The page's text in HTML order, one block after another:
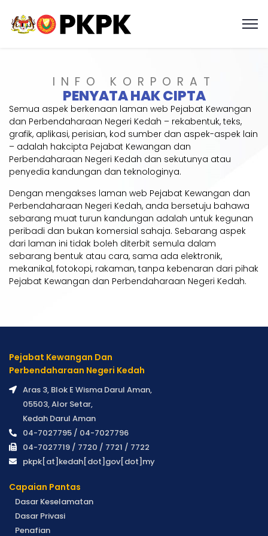
INFO KORPORAT
PENYATA HAK CIPTA
Semua aspek berkenaan laman web Pejabat Kewangan
dan Perbendaharaan Negeri Kedah – rekabentuk, teks,
grafik, aplikasi, perisian, kod sumber dan aspek-aspek lain
– adalah hakcipta Pejabat Kewangan dan
Perbendaharaan Negeri Kedah dan sekutunya atau
penyedia kandungan dan teknologinya.
Dengan mengakses laman web Pejabat Kewangan dan
Perbendaharaan Negeri Kedah, anda bersetuju bahawa
sebarang muat turun kandungan adalah untuk kegunan
peribadi dan bukan komersial sahaja. Sebarang aspek
dari laman ini tidak boleh diterbit semula dalam
sebarang bentuk atau cara, sama ada elektronik,
mekanikal, fotokopi, rakaman, tanpa kebenaran dari pihak
Pejabat Kewangan dan Perbendaharaan Negeri Kedah.
Pejabat Kewangan Dan
Perbendaharaan Negeri Kedah
Aras 3, Blok E Wisma Darul Aman,
05503, Alor Setar,
Kedah Darul Aman
04-7027795 / 04-7027796
04-7027719 / 7720 / 7721 / 7722
pkpk[at]kedah[dot]gov[dot]my
Capaian Pantas
Dasar Keselamatan
Dasar Privasi
Penafian